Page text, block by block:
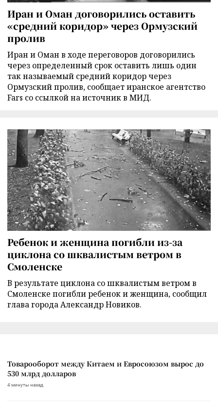
Иран и Оман договорились оставить
«средний коридор» через Ормузский
пролив
Иран и Оман в ходе переговоров договорились
через определенный срок оставить лишь один
так называемый средний коридор через
Ормузский пролив, сообщает иранское агентство
Fars со ссылкой на источник в МИД.
Ребенок и женщина погибли из-за
циклона со шквалистым ветром в
Смоленске
В результате циклона со шквалистым ветром в
Смоленске погибли ребенок и женщина, сообщил
глава города Александр Новиков.
Товарооборот между Китаем и Евросоюзом вырос до
530 млрд долларов
4 минуты назад